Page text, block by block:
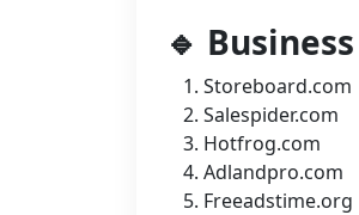
🔹
Storeboard.com
Salespider.com
Hotfrog.com
Adlandpro.com
Freeadstime.org